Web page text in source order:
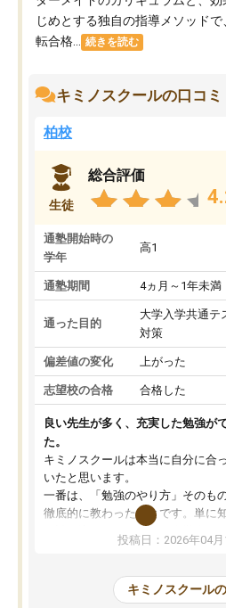
じめとする独自の指導メソッド
転合格...
続きを読む
キミノスクールの口コミ
柏校
生徒
総合評価
通塾開始時の
学年
高1
通塾期間 4ヵ月～1年未満
通った目的
大学入学共通テ
対策
偏差値の変化 上がった
志望校の合格 合格した
良い先生が多く、充実した勉強が
た。
キミノスクールは本当に自分に合
いたと思います。
一番は、「勉強のやり方」そのも
徹底的に教わったことです。単に
を詰め込むのではなく、自学自習の
慣が身につくよう並走してくれる
はなくなりました。
投稿日：2026年04月
キミノスクール